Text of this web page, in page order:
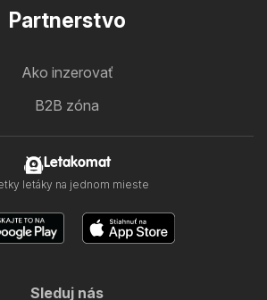
Partnerstvo
Ako inzerovať
B2B zóna
Letakomat
letáky na jednom mieste
Sleduj nás